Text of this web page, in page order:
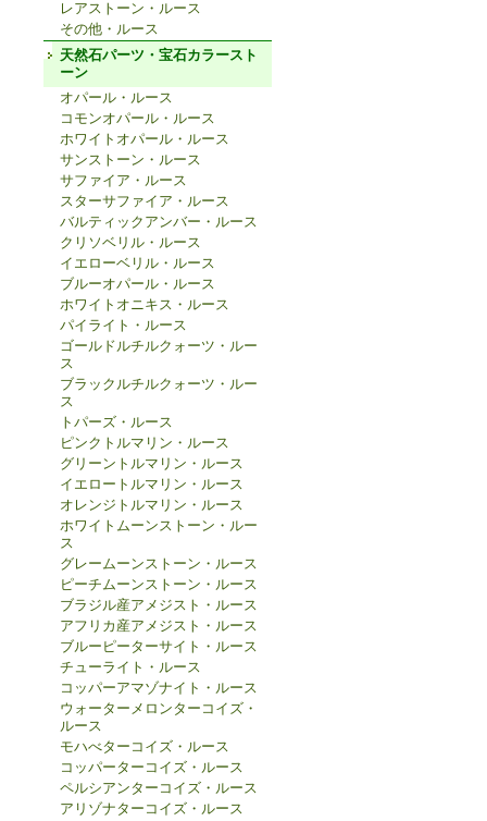
レアストーン・ルース
その他・ルース
天然石パーツ・宝石カラースト
ーン
オパール・ルース
コモンオパール・ルース
ホワイトオパール・ルース
サンストーン・ルース
サファイア・ルース
スターサファイア・ルース
バルティックアンバー・ルース
クリソベリル・ルース
イエローベリル・ルース
ブルーオパール・ルース
ホワイトオニキス・ルース
パイライト・ルース
ゴールドルチルクォーツ・ルー
ス
ブラックルチルクォーツ・ルー
ス
トパーズ・ルース
ピンクトルマリン・ルース
グリーントルマリン・ルース
イエロートルマリン・ルース
オレンジトルマリン・ルース
ホワイトムーンストーン・ルー
ス
グレームーンストーン・ルース
ピーチムーンストーン・ルース
ブラジル産アメジスト・ルース
アフリカ産アメジスト・ルース
ブルーピーターサイト・ルース
チューライト・ルース
コッパーアマゾナイト・ルース
ウォーターメロンターコイズ・
ルース
モハべターコイズ・ルース
コッパーターコイズ・ルース
ペルシアンターコイズ・ルース
アリゾナターコイズ・ルース